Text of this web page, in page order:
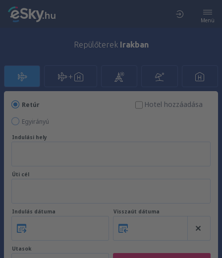
Menü
Repülőterek Irakban
Retúr
Egyirányú
Hotel hozzáadása
Indulási hely
Úti cél
Indulás dátuma Visszaút dátuma
Utasok